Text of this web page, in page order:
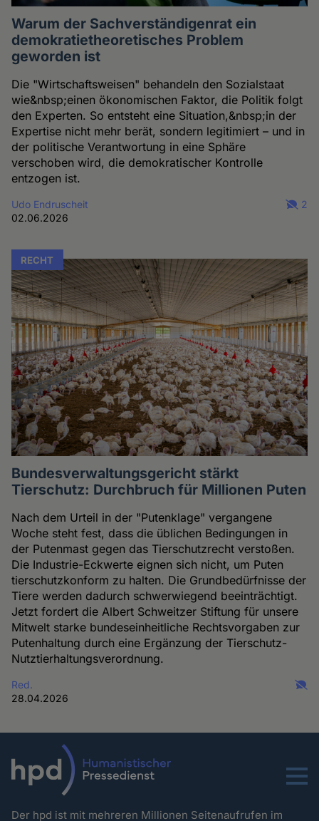
Warum der Sachverständigenrat ein
demokratietheoretisches Problem
geworden ist
Die "Wirtschaftsweisen" behandeln den Sozialstaat
wie&nbsp;einen ökonomischen Faktor, die Politik folgt
den Experten. So entsteht eine Situation,&nbsp;in der
Expertise nicht mehr berät, sondern legitimiert – und in
der politische Verantwortung in eine Sphäre
verschoben wird, die demokratischer Kontrolle
entzogen ist.
Udo Endruscheit
02.06.2026
2
RECHT
Bundesverwaltungsgericht stärkt
Tierschutz: Durchbruch für Millionen Puten
Nach dem Urteil in der "Putenklage" vergangene
Woche steht fest, dass die üblichen Bedingungen in
der Putenmast gegen das Tierschutzrecht verstoßen.
Die Industrie-Eckwerte eignen sich nicht, um Puten
tierschutzkonform zu halten. Die Grundbedürfnisse der
Tiere werden dadurch schwerwiegend beeinträchtigt.
Jetzt fordert die Albert Schweitzer Stiftung für unsere
Mitwelt starke bundeseinheitliche Rechtsvorgaben zur
Putenhaltung durch eine Ergänzung der Tierschutz-
Nutztierhaltungsverordnung.
Red.
28.04.2026
Menu
Der hpd ist mit mehreren Millionen Seitenaufrufen im